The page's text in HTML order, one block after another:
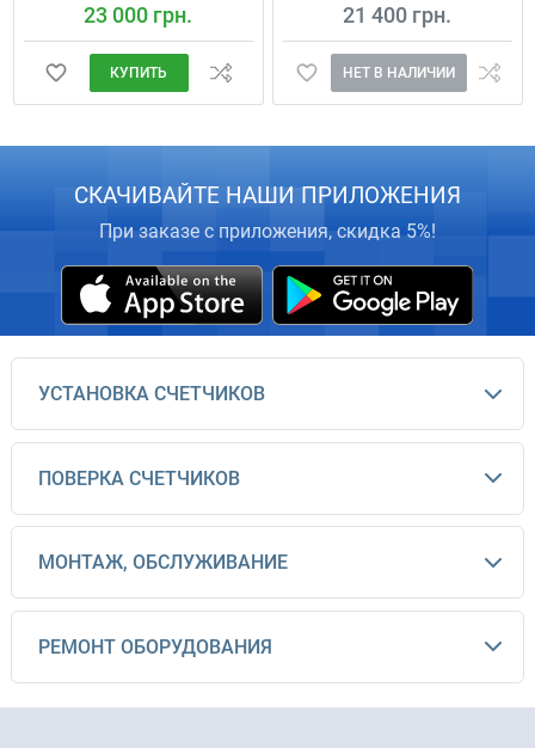
23 000 грн.
КУПИТЬ
21 400 грн.
НЕТ В НАЛИЧИИ
СКАЧИВАЙТЕ НАШИ ПРИЛОЖЕНИЯ
При заказе с приложения, скидка 5%!
УСТАНОВКА СЧЕТЧИКОВ
ПОВЕРКА СЧЕТЧИКОВ
МОНТАЖ, ОБСЛУЖИВАНИЕ
РЕМОНТ ОБОРУДОВАНИЯ